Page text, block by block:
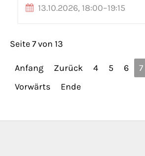
13.10.2026, 18:00–19:15
Seite 7 von 13
Anfang Zurück 4 5 6 7
Vorwärts
Ende